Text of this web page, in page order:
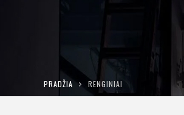
PRADŽIA RENGINIAI